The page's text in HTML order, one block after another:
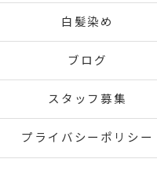
白髪染め
ブログ
スタッフ募集
プライバシーポリシー